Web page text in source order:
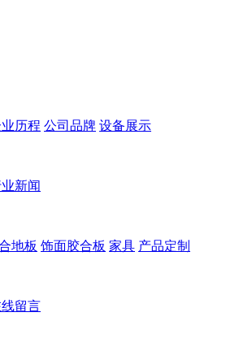
历程 公司品牌 设备展示
新闻
地板 饰面胶合板 家具 产品定制
留言